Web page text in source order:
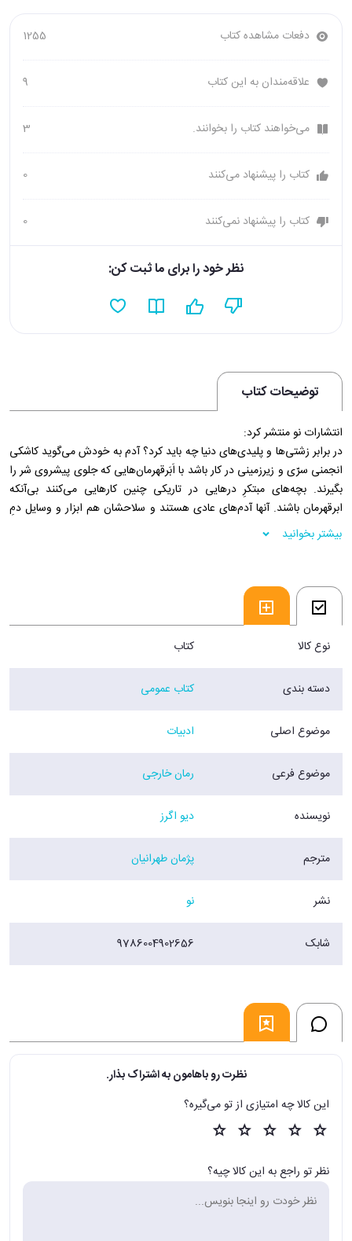
دفعات مشاهده کتاب 1255
علاقه‌مندان به این کتاب 9
می‌خواهند کتاب را بخوانند. 3
کتاب را پیشنهاد می‌کنند 0
کتاب را پیشنهاد نمی‌کنند 0
نظر خود را برای ما ثبت کن:
توضیحات کتاب
انتشارات نو منتشر کرد:
در برابر زشتی‌ها و پلیدی‌های دنیا چه باید کرد؟ آدم به خودش می‌گوید کاشکی
انجمنی سرّی و زیرزمینی در کار باشد با اَبَرقهرمان‌هایی که جلوی پیشروی شر را
بگیرند. بچه‌های مبتکرِ درهایی در تاریکی چنین کارهایی می‌کنند بی‌آنکه
ابرقهرمان باشند. آنها آدم‌های عادی هستند و سلاحشان هم ابزار و وسایل دمِ
دست.
دِیو اِگِرز نویسندهٔ امریکاییِ این رمانِ پرحادثه خوب می‌داند که درون و بیرونِ
شهرشان را نجات می‌دهند و بی‌عرضگی‌های آدم‌بزرگ‌ها را جبران می‌کنند.
فروشگاه اینترنتی 30بوک
بیشتر بخوانید
نوع کالا کتاب
دسته بندی کتاب عمومی
موضوع اصلی ادبیات
موضوع فرعی رمان خارجی
نویسنده دیو اگرز
مترجم پژمان طهرانیان
نشر نو
شابک 9786004902656
نظرت رو باهامون به اشتراک بذار.
این کالا چه امتیازی از تو می‌گیره؟
نظر تو راجع به این کالا چیه؟